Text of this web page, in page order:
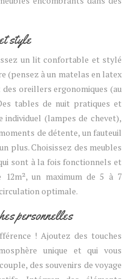
style
un lit confortable et stylé
(pensez à un matelas en latex
oreillers ergonomiques (au
tables de nuit pratiques et
individuel (lampes de chevet),
de détente, un fauteuil
plus. Choisissez des meubles
sont à la fois fonctionnels et
12m², un maximum de 5 à 7
optimale.
personnelles
! Ajoutez des touches
unique et qui vous
des souvenirs de voyage